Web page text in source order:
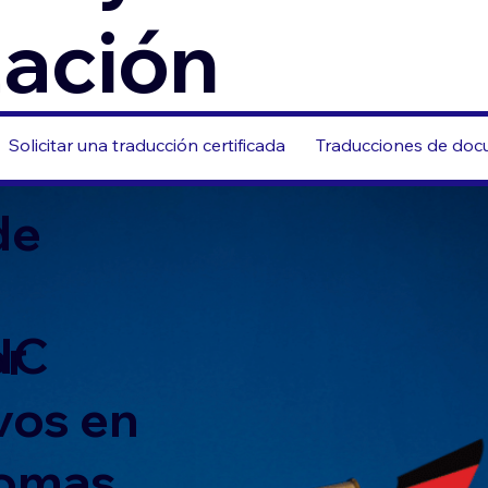
Solicitar una traducción certificada Traducciones de
en